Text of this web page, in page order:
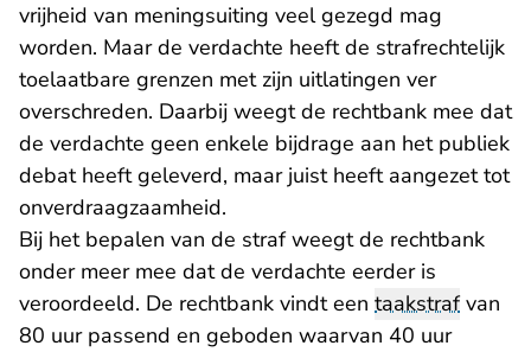
vrijheid van meningsuiting veel gezegd mag
worden. Maar de verdachte heeft de strafrechtelijk
toelaatbare grenzen met zijn uitlatingen ver
overschreden. Daarbij weegt de rechtbank mee dat
de verdachte geen enkele bijdrage aan het publiek
debat heeft geleverd, maar juist heeft aangezet tot
onverdraagzaamheid.
Bij het bepalen van de straf weegt de rechtbank
onder meer mee dat de verdachte eerder is
veroordeeld. De rechtbank vindt een taakstrafvan
80 uur passend en geboden waarvan 40 uur